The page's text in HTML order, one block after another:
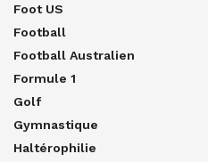
Foot US
Football
Football Australien
Formule 1
Golf
Gymnastique
Haltérophilie